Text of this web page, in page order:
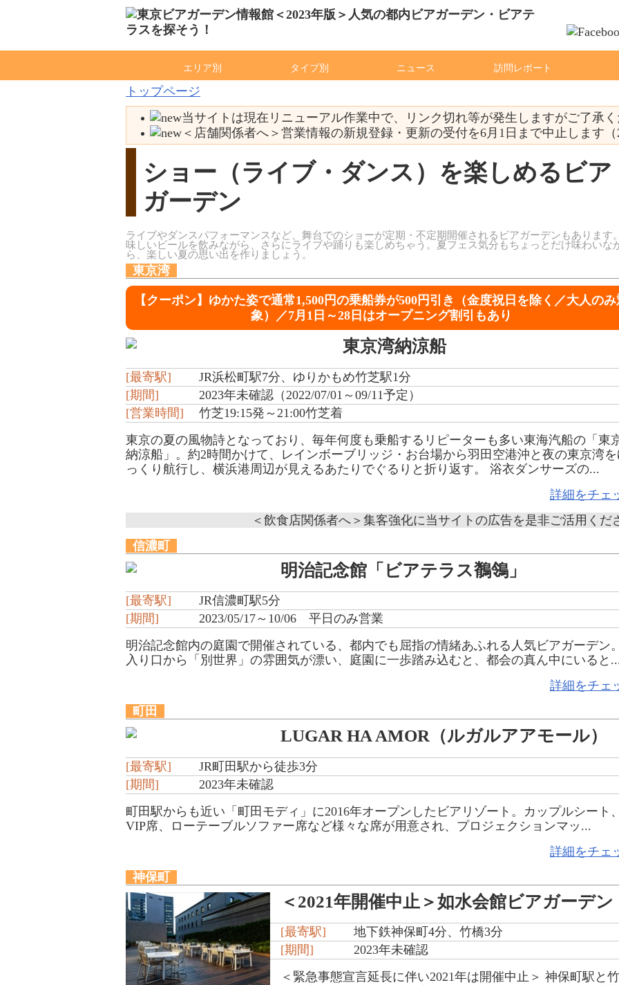
エリア別 タイプ別 ニュース 訪問レポート
トップページ
当サイトは現在リニューアル作業中で、リンク切れ等が発生しますがご了承く
＜店舗関係者へ＞営業情報の新規登録・更新の受付を6月1日まで中止します（
ショー（ライブ・ダンス）を楽しめるビア
ガーデン
ライブやダンスパフォーマンスなど、舞台でのショーが定期・不定期開催されるビアガーデンもあります
味しいビールを飲みながら、さらにライブや踊りも楽しめちゃう。夏フェス気分もちょっとだけ味わいな
ら、楽しい夏の思い出を作りましょう。
東京湾
【クーポン】ゆかた姿で通常1,500円の乗船券が500円引き（金度祝日を除く／大人のみ
象）／7月1日～28日はオープニング割引もあり
東京湾納涼船
[最寄駅]
JR浜松町駅7分、ゆりかもめ竹芝駅1分
[期間]
2023年未確認（2022/07/01～09/11予定）
[営業時間]
竹芝19:15発～21:00竹芝着
東京の夏の風物詩となっており、毎年何度も乗船するリピーターも多い東海汽船の「東
納涼船」。約2時間かけて、レインボーブリッジ・お台場から羽田空港沖と夜の東京湾を
っくり航行し、横浜港周辺が見えるあたりでぐるりと折り返す。 浴衣ダンサーズの...
詳細をチェ
＜飲食店関係者へ＞集客強化に当サイトの広告を是非ご活用くだ
信濃町
明治記念館「ビアテラス鶺鴒」
[最寄駅]
JR信濃町駅5分
[期間]
2023/05/17～10/06 平日のみ営業
明治記念館内の庭園で開催されている、都内でも屈指の情緒あふれる人気ビアガーデン。
入り口から「別世界」の雰囲気が漂い、庭園に一歩踏み込むと、都会の真ん中にいると
詳細をチェ
町田
LUGAR HA AMOR（ルガルアアモール）
[最寄駅]
JR町田駅から徒歩3分
[期間]
2023年未確認
町田駅からも近い「町田モディ」に2016年オープンしたビアリゾート。カップルシート、
VIP席、ローテーブルソファー席など様々な席が用意され、プロジェクションマッ...
詳細をチェ
神保町
＜2021年開催中止＞如水会館ビアガーデン
[最寄駅]
地下鉄神保町4分、竹橋3分
[期間]
2023年未確認
＜緊急事態宣言延長に伴い2021年は開催中止＞ 神保町駅と